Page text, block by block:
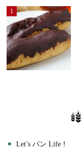
1
⚫︎ Let’s パン Life！